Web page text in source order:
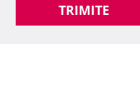
TRIMITE